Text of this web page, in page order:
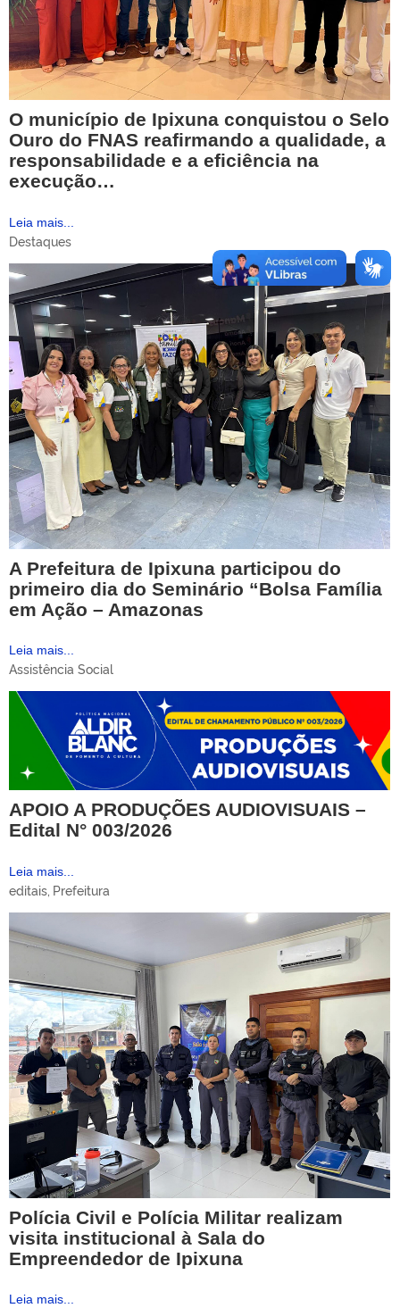
O município de Ipixuna conquistou o Selo
Ouro do FNAS reafirmando a qualidade, a
responsabilidade e a eficiência na
execução…
Leia mais...
Destaques
A Prefeitura de Ipixuna participou do
primeiro dia do Seminário “Bolsa Família
em Ação – Amazonas
Leia mais...
Assistência Social
APOIO A PRODUÇÕES AUDIOVISUAIS –
Edital N° 003/2026
Leia mais...
editais Prefeitura
Polícia Civil e Polícia Militar realizam
visita institucional à Sala do
Empreendedor de Ipixuna
Leia mais...